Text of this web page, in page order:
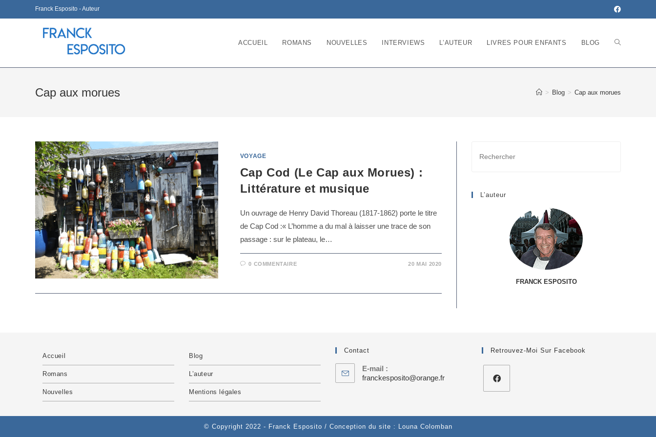
to
Franck Esposito - Auteur
ACCUEIL ROMANS NOUVELLES INTERVIEWS L’AUTEUR LIVRES POUR ENFANTS BLOG
Cap aux morues > Blog > Cap aux morues
VOYAGE
Cap Cod (Le Cap aux Morues) :
Littérature et musique
Un ouvrage de Henry David Thoreau (1817-1862) porte le titre
de Cap Cod :« L’homme a du mal à laisser une trace de son
passage : sur le plateau, le…
0 COMMENTAIRE 20 MAI 2020
sur
L’auteur
FRANCK ESPOSITO
Accueil
Romans
Nouvelles
Blog
L’auteur
Mentions légales
Contact
E-mail :
franckesposito@orange.frS’ouvre
Retrouvez-Moi Sur Facebook
© Copyright 2022 - Franck Esposito / Conception du site : Louna Colomban